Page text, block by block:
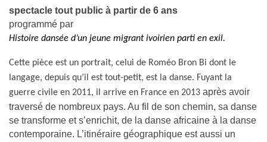
spectacle tout public à partir de 6 ans
programmé par
Histoire dansée d’un jeune migrant ivoirien parti en exil.
Cette pièce est un portrait, celui de Roméo Bron Bi dont le
langage, depuis qu’il est tout-petit, est la danse. Fuyant la
guerre civile en 2011, il arrive en France en 2013 après avoir
traversé de nombreux pays. Au fil de son chemin, sa danse
se transforme et s’enrichit, de la danse africaine à la danse
contemporaine. L’itinéraire géographique est aussi un